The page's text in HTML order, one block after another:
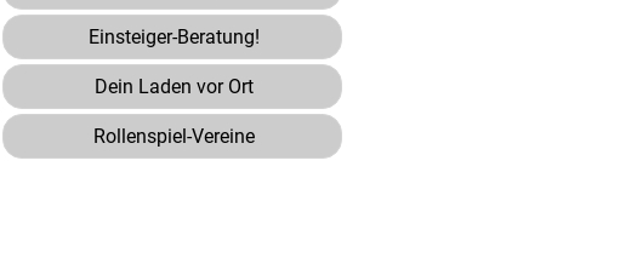
Einsteiger-Beratung!
Dein Laden vor Ort
Rollenspiel-Vereine